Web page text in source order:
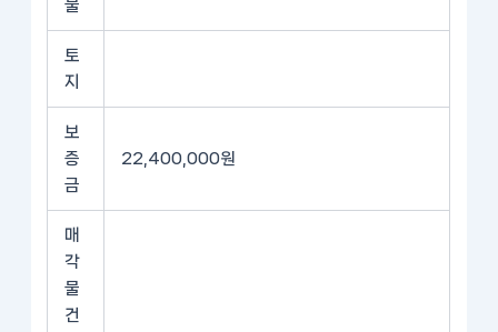
물
토
지
보
증
금
22,400,000원
매
각
물
건